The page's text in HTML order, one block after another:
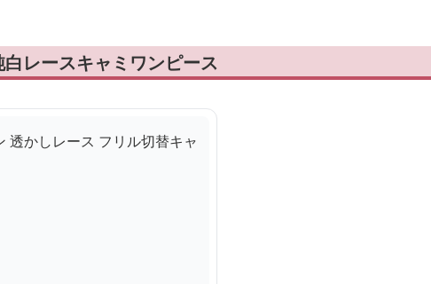
レースキャミワンピース